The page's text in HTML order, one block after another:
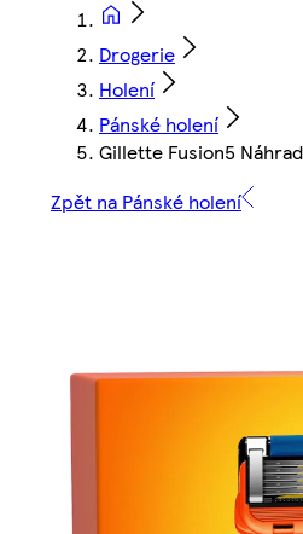
Drogerie
Holení
Pánské holení
Gillette Fusion5
Zpět na Pánské holení